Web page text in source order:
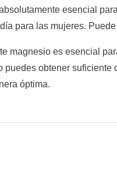
esencial
para las mujeres.
magnesio es esencial
puedes obtener
óptima.